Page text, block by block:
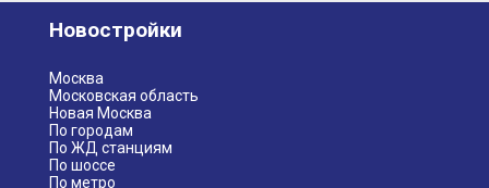
Новостройки
Москва
Московская область
Новая Москва
По городам
По ЖД станциям
По шоссе
По метро